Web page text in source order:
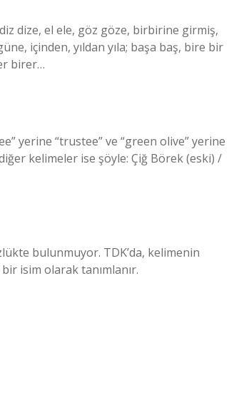
dize, el ele, göz göze, birbirine girmiş,
içinden, yıldan yıla; başa baş, bire bir
birer…
yerine “trustee” ve “green olive” yerine
kelimeler ise şöyle: Çiğ Börek (eski) /
bulunmuyor. TDK’da, kelimenin
bir isim olarak tanımlanır.